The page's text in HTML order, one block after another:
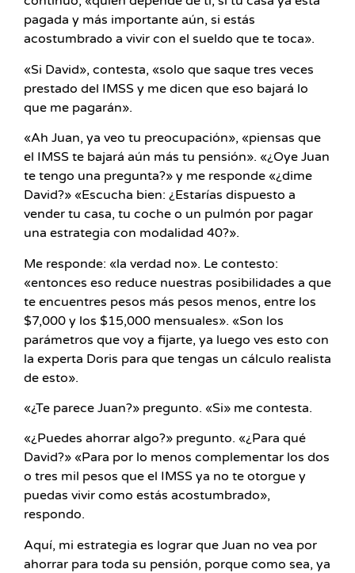
pagada y más importante aún, si estás
acostumbrado a vivir con el sueldo que te toca».
«Si David», contesta, «solo que saque tres veces
prestado del IMSS y me dicen que eso bajará lo
que me pagarán».
«Ah Juan, ya veo tu preocupación», «piensas que
el IMSS te bajará aún más tu pensión». «¿Oye Juan
te tengo una pregunta?» y me responde «¿dime
David?» «Escucha bien: ¿Estarías dispuesto a
vender tu casa, tu coche o un pulmón por pagar
una estrategia con modalidad 40?».
Me responde: «la verdad no». Le contesto:
«entonces eso reduce nuestras posibilidades a que
te encuentres pesos más pesos menos, entre los
$7,000 y los $15,000 mensuales». «Son los
parámetros que voy a fijarte, ya luego ves esto con
la experta Doris para que tengas un cálculo realista
de esto».
«¿Te parece Juan?» pregunto. «Si» me contesta.
«¿Puedes ahorrar algo?» pregunto. «¿Para qué
David?» «Para por lo menos complementar los dos
o tres mil pesos que el IMSS ya no te otorgue y
puedas vivir como estás acostumbrado»,
respondo.
Aquí, mi estrategia es lograr que Juan no vea por
ahorrar para toda su pensión, porque como sea, ya